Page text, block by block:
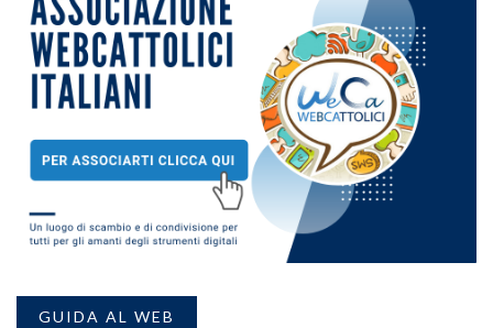
GUIDA AL WEB